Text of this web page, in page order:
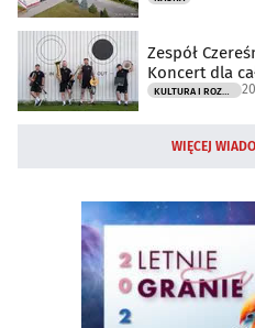
Zespół
Koncert dla
KULTURA I ROZRYWKA
WIĘCEJ